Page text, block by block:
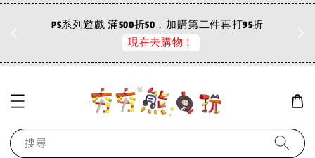
PS系列遊戲 滿500折50，加購第二件再打95折
現在去購物！
搜尋